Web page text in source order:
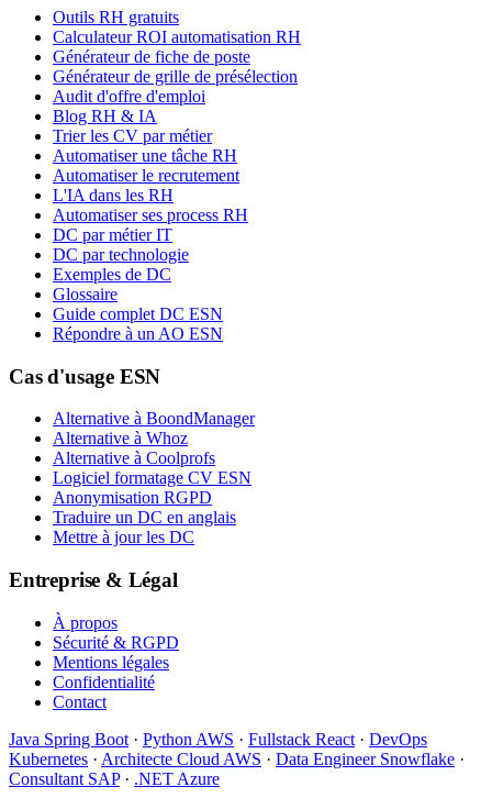
Outils RH gratuits
Calculateur ROI automatisation RH
Générateur de fiche de poste
Générateur de grille de présélection
Audit d'offre d'emploi
Blog RH & IA
Trier les CV par métier
Automatiser une tâche RH
Automatiser le recrutement
L'IA dans les RH
Automatiser ses process RH
DC par métier IT
DC par technologie
Exemples de DC
Glossaire
Guide complet DC ESN
Répondre à un AO ESN
Cas d'usage ESN
Alternative à BoondManager
Alternative à Whoz
Alternative à Coolprofs
Logiciel formatage CV ESN
Anonymisation RGPD
Traduire un DC en anglais
Mettre à jour les DC
Entreprise & Légal
À propos
Sécurité & RGPD
Mentions légales
Confidentialité
Contact
Java Spring Boot · Python AWS · Fullstack React · DevOps
Kubernetes · Architecte Cloud AWS · Data Engineer Snowflake ·
Consultant SAP· .NET Azure